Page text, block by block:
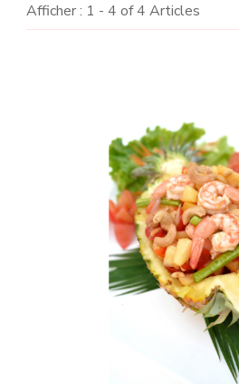
Afficher : 1 - 4 of 4 Articles